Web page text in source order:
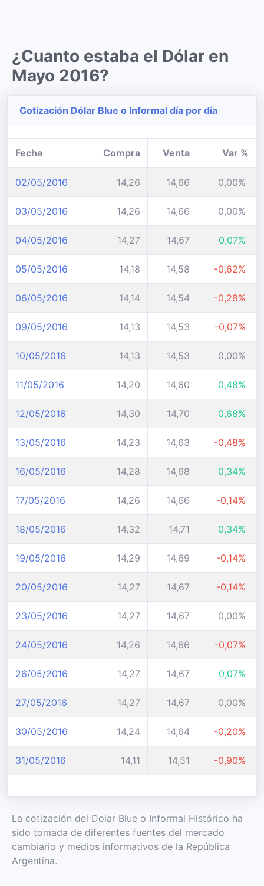
¿Cuanto estaba el Dólar en
Mayo 2016?
Cotización Dólar Blue o Informal día por día
Fecha Compra Venta Var %
02/05/2016 14,26 14,66 0,00%
03/05/2016 14,26 14,66 0,00%
04/05/2016 14,27 14,67 0,07%
05/05/2016 14,18 14,58 -0,62%
06/05/2016 14,14 14,54 -0,28%
09/05/2016 14,13 14,53 -0,07%
10/05/2016 14,13 14,53 0,00%
11/05/2016 14,20 14,60 0,48%
12/05/2016 14,30 14,70 0,68%
13/05/2016 14,23 14,63 -0,48%
16/05/2016 14,28 14,68 0,34%
17/05/2016 14,26 14,66 -0,14%
18/05/2016 14,32 14,71 0,34%
19/05/2016 14,29 14,69 -0,14%
20/05/2016 14,27 14,67 -0,14%
23/05/2016 14,27 14,67 0,00%
24/05/2016 14,26 14,66 -0,07%
26/05/2016 14,27 14,67 0,07%
27/05/2016 14,27 14,67 0,00%
30/05/2016 14,24 14,64 -0,20%
31/05/2016 14,11 14,51 -0,90%
La cotización del Dolar Blue o Informal Histórico ha
sido tomada de diferentes fuentes del mercado
cambiario y medios informativos de la República
Argentina.